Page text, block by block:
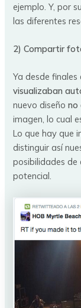
ejemplo. Y, por
las diferentes
2) Compartir
Ya desde
visualizaban
nuevo diseñono
imagen, lo cual
Lo que hay que
distinguir así
posibilidades de
potencial.